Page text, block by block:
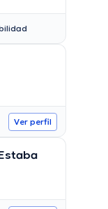
Ver perfil